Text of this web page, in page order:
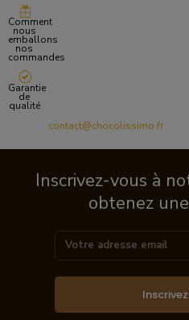
Comment
nous
emballons
nos
commandes
Garantie
de
qualité
contact@chocolissimo.fr
Inscrivez-vous à
obtenez